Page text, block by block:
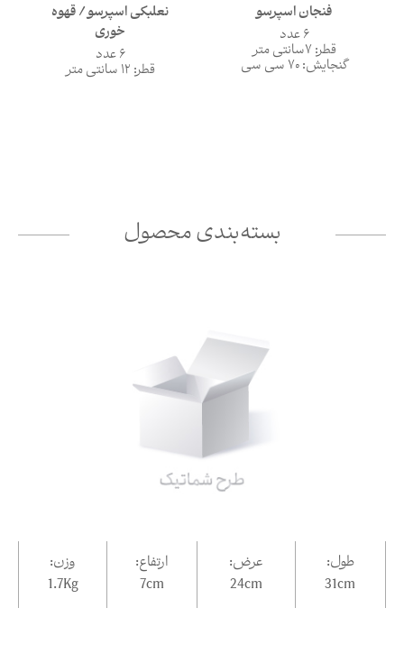
فنجان اسپرسو
6 عدد
قطر: 7سانتی متر
گنجایش: 70 سی سی
نعلبکی اسپرسو / قهوه
خوری
6 عدد
قطر: 12 سانتی متر
بسته‌بندی محصول
طول:
31cm
عرض:
24cm
ارتفاع:
7cm
وزن:
1.7Kg